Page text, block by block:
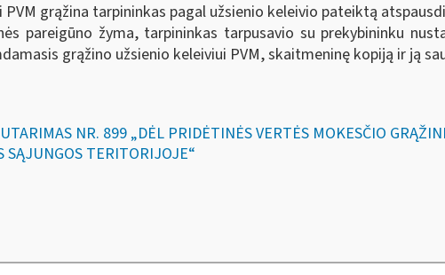
PVM grąžina tarpininkas pagal užsienio keleivio pateiktą
pareigūno žyma, tarpininkas tarpusavio su prekybininku
grąžino užsienio keleiviui PVM, skaitmeninę kopiją ir ją
NR. 899 „DĖL PRIDĖTINĖS VERTĖS MOKESČIO
SĄJUNGOS TERITORIJOJE“